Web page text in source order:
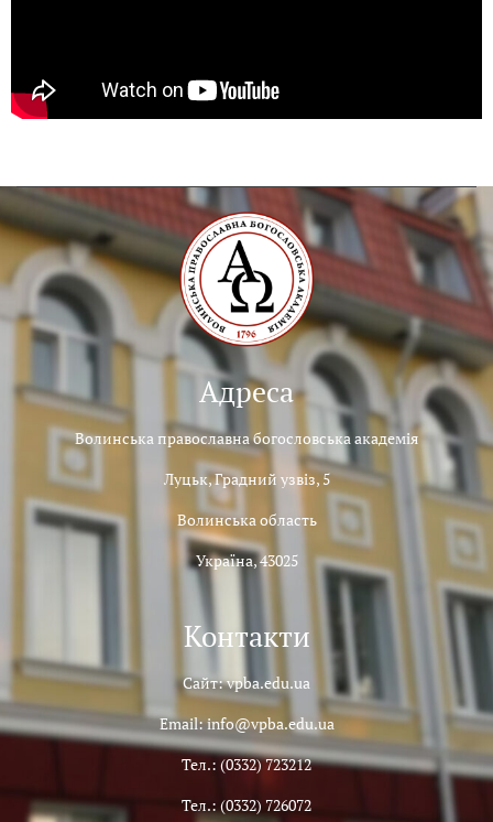
Адреса
Волинська православна богословська академія
Луцьк, Градний узвіз, 5
Волинська область
Україна, 43025
Контакти
Сайт: vpba.edu.ua
Email: info@vpba.edu.ua
Тел.: (0332) 723212
Тел.: (0332) 726072